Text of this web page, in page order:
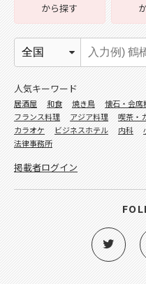
から探す
人気キーワード
居酒屋 和食 焼き鳥 懐石・会席
フランス料理
アジア料理 喫茶・
カラオケ
ビジネスホテル 内科
法律事務所
掲載者ログイン